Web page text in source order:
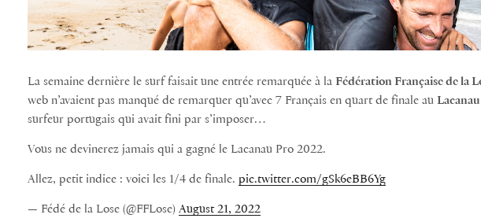
La semaine dernière le surf faisait une entrée remarquée à la Fédération Française de la
web n’avaient pas manqué de remarquer qu’avec 7 Français en quart de finale au
surfeur portugais qui avait fini par s’imposer…
Vous ne devinerez jamais qui a gagné le Lacanau Pro 2022.
Allez, petit indice : voici les 1/4 de finale. pic.twitter.com/gSk6eBB6Yg
— Fédé de la Lose (@FFLose) August 21, 2022